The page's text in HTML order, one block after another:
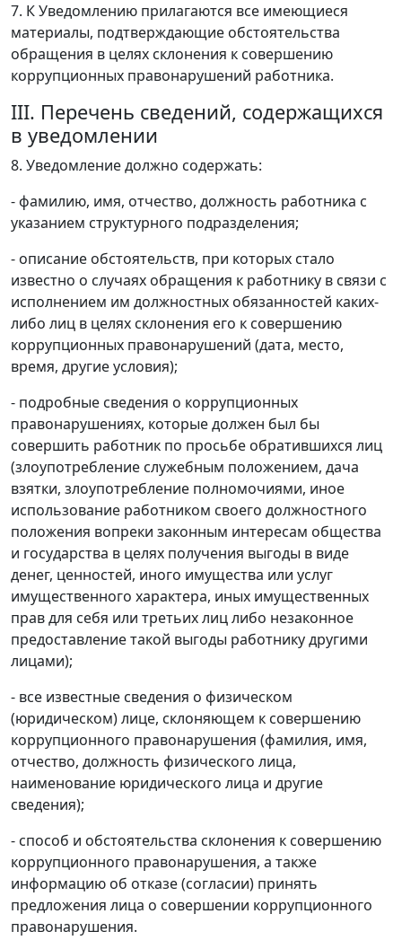
7. К Уведомлению прилагаются все имеющиеся
материалы, подтверждающие обстоятельства
обращения в целях склонения к совершению
коррупционных правонарушений работника.
III. Перечень сведений, содержащихся
в уведомлении
8. Уведомление должно содержать:
- фамилию, имя, отчество, должность работника с
указанием структурного подразделения;
- описание обстоятельств, при которых стало
известно о случаях обращения к работнику в связи с
исполнением им должностных обязанностей каких-
либо лиц в целях склонения его к совершению
коррупционных правонарушений (дата, место,
время, другие условия);
- подробные сведения о коррупционных
правонарушениях, которые должен был бы
совершить работник по просьбе обратившихся лиц
(злоупотребление служебным положением, дача
взятки, злоупотребление полномочиями, иное
использование работником своего должностного
положения вопреки законным интересам общества
и государства в целях получения выгоды в виде
денег, ценностей, иного имущества или услуг
имущественного характера, иных имущественных
прав для себя или третьих лиц либо незаконное
предоставление такой выгоды работнику другими
лицами);
- все известные сведения о физическом
(юридическом) лице, склоняющем к совершению
коррупционного правонарушения (фамилия, имя,
отчество, должность физического лица,
наименование юридического лица и другие
сведения);
- способ и обстоятельства склонения к совершению
коррупционного правонарушения, а также
информацию об отказе (согласии) принять
предложения лица о совершении коррупционного
правонарушения.